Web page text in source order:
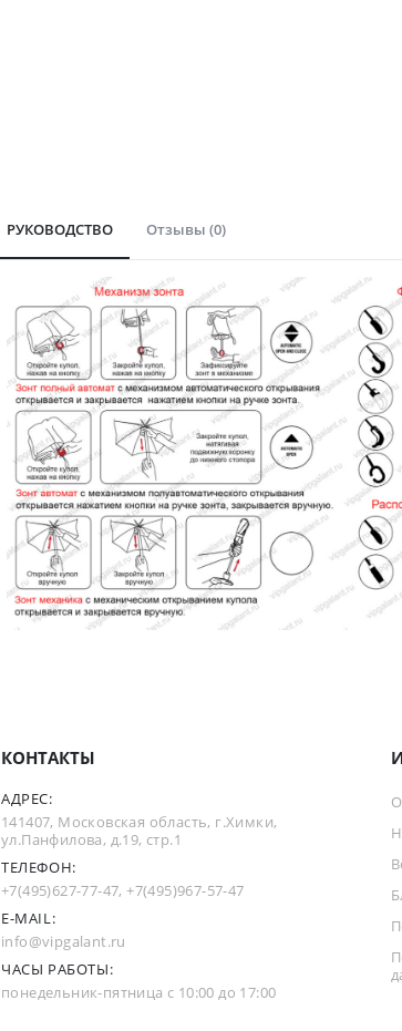
РУКОВОДСТВО Отзывы (0)
КОНТАКТЫ
АДРЕС:
141407, Московская область, г.Химки,
ул.Панфилова, д.19, стр.1
ТЕЛЕФОН:
+7(495)627-77-47,+7(495)967-57-47
E-MAIL:
info@vipgalant.ru
ЧАСЫ РАБОТЫ:
понедельник-пятница с 10:00 до 17:00